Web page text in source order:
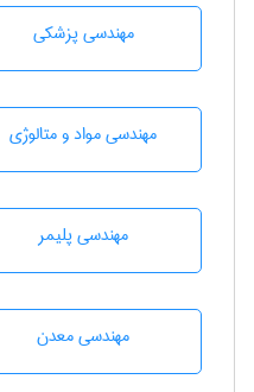
مهندسی پزشکی
مهندسی مواد و متالوژی
مهندسی پليمر
مهندسی معدن